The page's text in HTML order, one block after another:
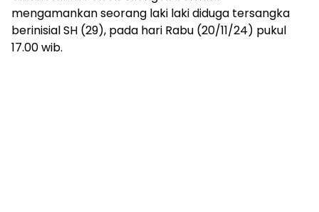
mengamankan seorang laki laki diduga tersangka
berinisial SH (29), pada hari Rabu (20/11/24) pukul
17.00 wib.